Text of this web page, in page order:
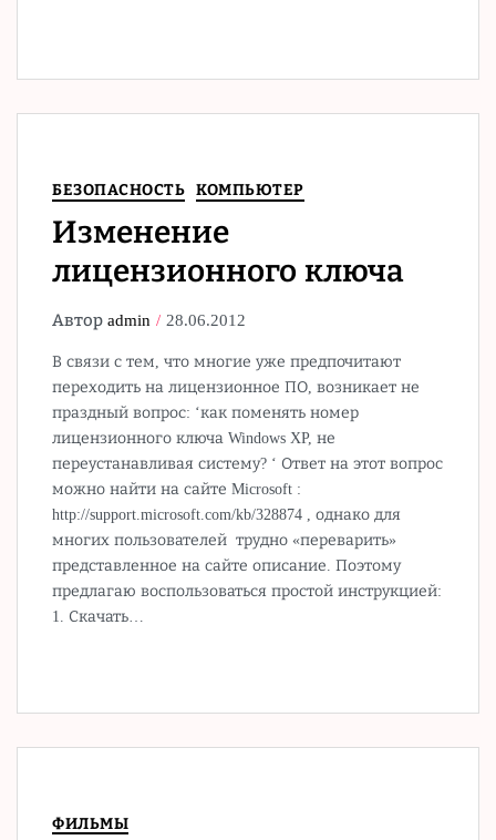
БЕЗОПАСНОСТЬ КОМПЬЮТЕР
Изменение
лицензионного ключа
Авторadmin 28.06.2012
В связи с тем, что многие уже предпочитают
переходить на лицензионное ПО, возникает не
праздный вопрос: ‘как поменять номер
лицензионного ключа Windows XP, не
переустанавливая систему? ‘ Ответ на этот вопрос
можно найти на сайте Microsoft :
http://support.microsoft.com/kb/328874 , однако для
многих пользователей трудно «переварить»
представленное на сайте описание. Поэтому
предлагаю воспользоваться простой инструкцией:
1. Скачать…
ФИЛЬМЫ